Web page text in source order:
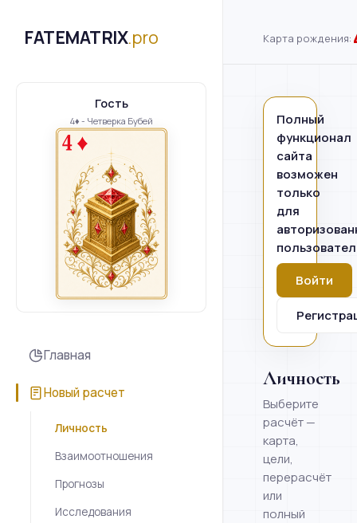
FATEMATRIX.pro
Гость
4♦ - Четверка Бубей
Главная
Новый расчет
Личность
Взаимоотношения
Прогнозы
Исследования
Карта рождения:
Полный
функционал
сайта
возможен
только
для
Войти
Личность
Выберите
расчёт —
карта,
цели,
перерасчёт
или
полный